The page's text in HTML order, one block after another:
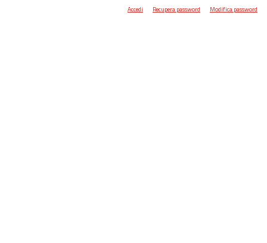
Accedi Recupera password Modifica password